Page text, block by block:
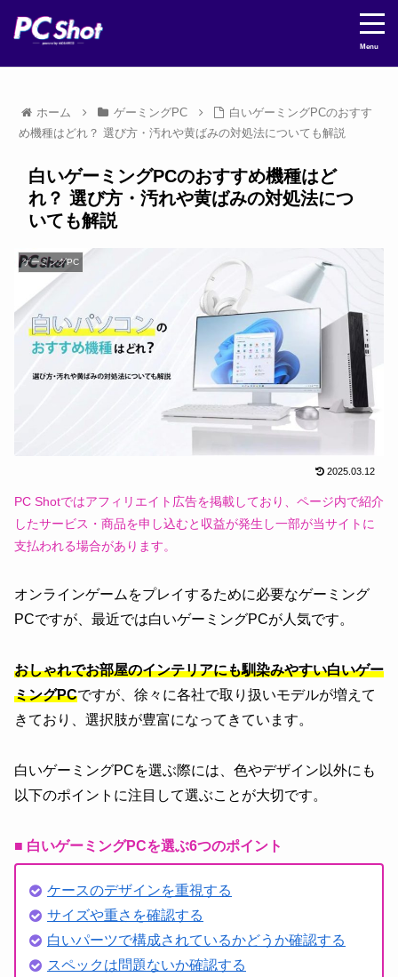
Menu
ホーム ゲーミングPC
白いゲーミングPCのおすす
め機種はどれ？ 選び方・汚れや黄ばみの対処法についても解説
白いゲーミングPCのおすすめ機種はど
れ？ 選び方・汚れや黄ばみの対処法につ
いても解説
ゲーミングPC
2025.03.12
PC Shotではアフィリエイト広告を掲載しており、ページ内で紹介
したサービス・商品を申し込むと収益が発生し一部が当サイトに
支払われる場合があります。
オンラインゲームをプレイするために必要なゲーミング
PCですが、最近では白いゲーミングPCが人気です。
おしゃれでお部屋のインテリアにも馴染みやすい白いゲー
ミングPCですが、徐々に各社で取り扱いモデルが増えて
きており、選択肢が豊富になってきています。
白いゲーミングPCを選ぶ際には、色やデザイン以外にも
以下のポイントに注目して選ぶことが大切です。
■ 白いゲーミングPCを選ぶ6つのポイント
ケースのデザインを重視する
サイズや重さを確認する
白いパーツで構成されているかどうか確認する
スペックは問題ないか確認する